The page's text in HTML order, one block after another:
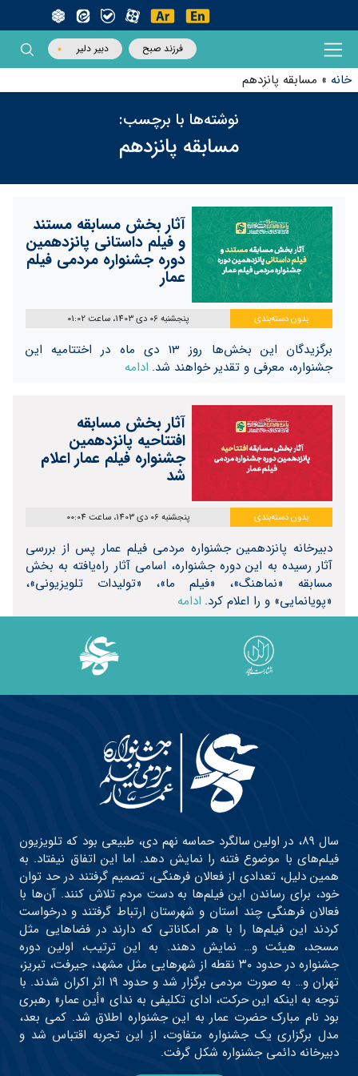
فرزند صبح دبیر دلیر
خانه » مسابقه پانزدهم
نوشته‌ها با برچسب:
مسابقه پانزدهم
آثار بخش مسابقه مستند
و فیلم داستانی پانزدهمین
دوره جشنواره مردمی فیلم
عمار
بدون دسته‌بندی پنجشنبه 06 دی 1403، ساعت 01:02
برگزیدگان این بخش‌ها روز 13 دی ماه در اختتامیه این
جشنواره، معرفی و تقدیر خواهند شد. ادامه
آثار بخش مسابقه
افتتاحیه پانزدهمین
جشنواره فیلم عمار اعلام
شد
بدون دسته‌بندی پنجشنبه 06 دی 1403، ساعت 00:04
دبیرخانه پانزدهمین جشنواره مردمی فیلم عمار پس از بررسی‌
آثار رسیده به این دوره جشنواره، اسامی آثار راه‌یافته به بخش
مسابقه «نماهنگ»، «فیلم ما»، «تولیدات تلویزیونی»،
«پویانمایی» و را اعلام کرد. ادامه
سال ۸۹، در اولین سالگرد حماسه نهم دی، طبیعی بود که تلویزیون
فیلم‌های با موضوع فتنه را نمایش دهد. اما این اتفاق نیفتاد. به
همین دلیل، تعدادی از فعالان فرهنگی، تصمیم گرفتند در حد توان
خود، برای رساندن این فیلم‌ها به دست مردم تلاش کنند. آن‌ها با
فعالان فرهنگی چند استان و شهرستان ارتباط گرفتند و درخواست
کردند این فیلم‌ها را با هر امکاناتی که دارند در فضاهایی مثل
مسجد، هیئت و… نمایش دهند. به این ترتیب، اولین دوره
جشنواره در حدود ۳۰ نقطه از شهرهایی مثل مشهد، جیرفت، تبریز،
تهران و… به صورت مردمی برگزار شد و حدود ۱۹ اثر اکران شدند. با
توجه به اینکه این حرکت، ادای تکلیفی به ندای «أین عمار» رهبری
بود نام مبارک حضرت عمار به این جشنواره اطلاق شد. کمی بعد،
مدل برگزاری یک جشنواره متفاوت، از این تجربه اقتباس شد و
دبیرخانه دائمی جشنواره شکل گرفت.